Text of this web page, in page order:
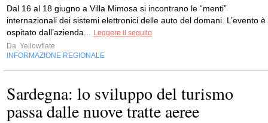
Dal 16 al 18 giugno a Villa Mimosa si incontrano le “menti”
internazionali dei sistemi elettronici delle auto del domani. L’evento è
ospitato dall’azienda...
Leggere il seguito
Da Yellowflate
INFORMAZIONE REGIONALE
Sardegna: lo sviluppo del turismo
passa dalle nuove tratte aeree